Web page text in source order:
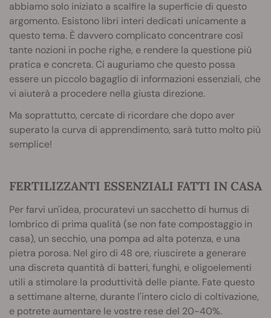
abbiamo solo iniziato a scalfire la superficie di questo
argomento. Esistono libri interi dedicati unicamente a
questo tema. È davvero complicato concentrare così
tante nozioni in poche righe, e rendere la questione più
pratica e concreta. Ci auguriamo che questo possa
essere un piccolo bagaglio di informazioni essenziali, che
vi aiuterà a procedere nella giusta direzione.
Ma soprattutto, cercate di ricordare che dopo aver
superato la curva di apprendimento, sarà tutto molto più
semplice!
FERTILIZZANTI ESSENZIALI FATTI IN CASA
Per farvi un'idea, procuratevi un sacchetto di humus di
lombrico di prima qualità (se non fate compostaggio in
casa), un secchio, una pompa ad alta potenza, e una
pietra porosa. Nel giro di 48 ore, riuscirete a generare
una discreta quantità di batteri, funghi, e oligoelementi
utili a stimolare la produttività delle piante. Fate questo
a settimane alterne, durante l'intero ciclo di coltivazione,
e potrete aumentare le vostre rese del 20-40%.